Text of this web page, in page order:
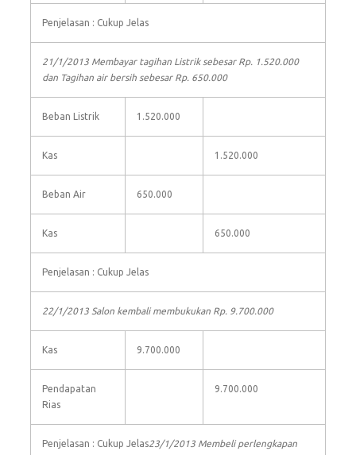
Penjelasan : Cukup Jelas
21/1/2013 Membayar tagihan Listrik sebesar Rp. 1.520.000
dan Tagihan air bersih sebesar Rp. 650.000
Beban Listrik 1.520.000
Kas 1.520.000
Beban Air 650.000
Kas 650.000
Penjelasan : Cukup Jelas
22/1/2013 Salon kembali membukukan Rp. 9.700.000
Kas 9.700.000
Pendapatan
Rias
9.700.000
Penjelasan : Cukup Jelas23/1/2013 Membeli perlengkapan